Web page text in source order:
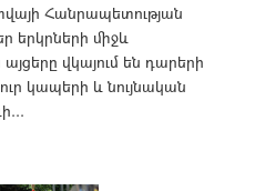
Հանրապետության
երկրների միջև
վկայում են դարերի
կապերի և նույնական